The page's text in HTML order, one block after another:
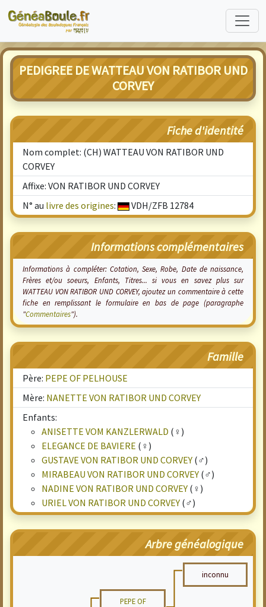
PEDIGREE DE WATTEAU VON RATIBOR UND
CORVEY
Fiche d'identité
Nom complet: (CH) WATTEAU VON RATIBOR UND
CORVEY
Affixe: VON RATIBOR UND CORVEY
N° au livre des origines: VDH/ZFB 12784
Informations complémentaires
Informations à compléter: Cotation, Sexe, Robe, Date de naissance,
Frères et/ou soeurs, Enfants, Titres... si vous en savez plus sur
WATTEAU VON RATIBOR UND CORVEY, ajoutez un commentaire à cette
fiche en remplissant le formulaire en bas de page (paragraphe
"Commentaires").
Famille
Père: PEPE OF PELHOUSE
Mère: NANETTE VON RATIBOR UND CORVEY
Enfants:
ANISETTE VOM KANZLERWALD (♀)
ELEGANCE DE BAVIERE (♀)
GUSTAVE VON RATIBOR UND CORVEY (♂)
MIRABEAU VON RATIBOR UND CORVEY (♂)
NADINE VON RATIBOR UND CORVEY (♀)
URIEL VON RATIBOR UND CORVEY (♂)
Arbre généalogique
inconnu
PEPE OF